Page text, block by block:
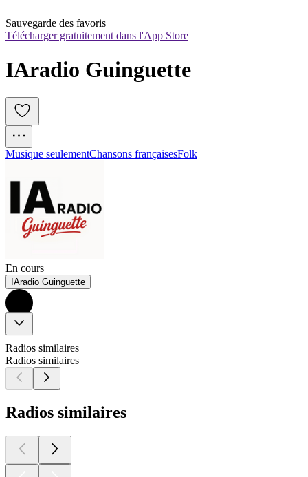
Sauvegarde des favoris
Télécharger gratuitement dans l'App Store
IAradio Guinguette
Musique seulementChansons françaisesFolk
En cours
IAradio Guinguette
Radios similaires
Radios similaires
Radios similaires